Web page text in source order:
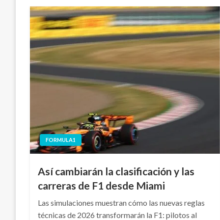
FORMULA1
Así cambiarán la clasificación y las
carreras de F1 desde Miami
Las simulaciones muestran cómo las nuevas reglas
técnicas de 2026 transformarán la F1: pilotos al